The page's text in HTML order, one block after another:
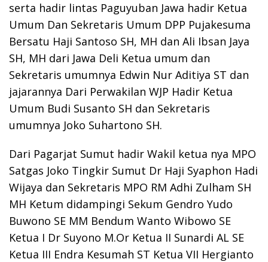
serta hadir lintas Paguyuban Jawa hadir Ketua
Umum Dan Sekretaris Umum DPP Pujakesuma
Bersatu Haji Santoso SH, MH dan Ali Ibsan Jaya
SH, MH dari Jawa Deli Ketua umum dan
Sekretaris umumnya Edwin Nur Aditiya ST dan
jajarannya Dari Perwakilan WJP Hadir Ketua
Umum Budi Susanto SH dan Sekretaris
umumnya Joko Suhartono SH.
Dari Pagarjat Sumut hadir Wakil ketua nya MPO
Satgas Joko Tingkir Sumut Dr Haji Syaphon Hadi
Wijaya dan Sekretaris MPO RM Adhi Zulham SH
MH Ketum didampingi Sekum Gendro Yudo
Buwono SE MM Bendum Wanto Wibowo SE
Ketua I Dr Suyono M.Or Ketua II Sunardi AL SE
Ketua III Endra Kesumah ST Ketua VII Hergianto